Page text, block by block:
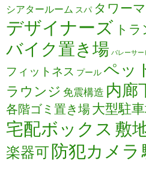
シアタールーム スパ タワー
デザイナーズ ト
バイク置き場 バレーサー
フィットネス プールペッ
ラウンジ 免震構造 内廊
各階ゴミ置き場大型駐
宅配ボックス 敷
楽器可防犯カメラ